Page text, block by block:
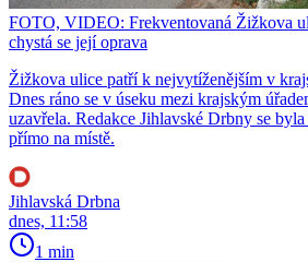
FOTO, VIDEO: Frekventovaná Žižkova
chystá se její oprava
Žižkova ulice patří k nejvytíženějším v
Dnes ráno se v úseku mezi krajským
uzavřela. Redakce Jihlavské Drbny se
přímo na místě.
Jihlavská Drbna
dnes, 11:58
1 min